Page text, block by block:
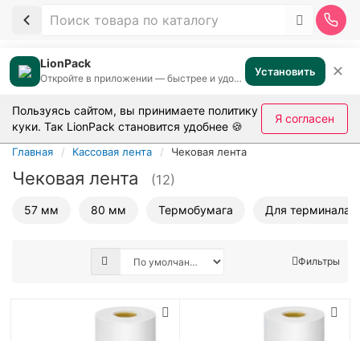
LionPack
Откройте в приложении — быстрее и удобнее Установить ✕
Пользуясь сайтом, вы принимаете политику
куки. Так LionPack становится удобнее 🍪
Я согласен
Главная Кассовая лента Чековая лента
Чековая лента (12)
57 мм 80 мм Термобумага Для терминала
Фильтры